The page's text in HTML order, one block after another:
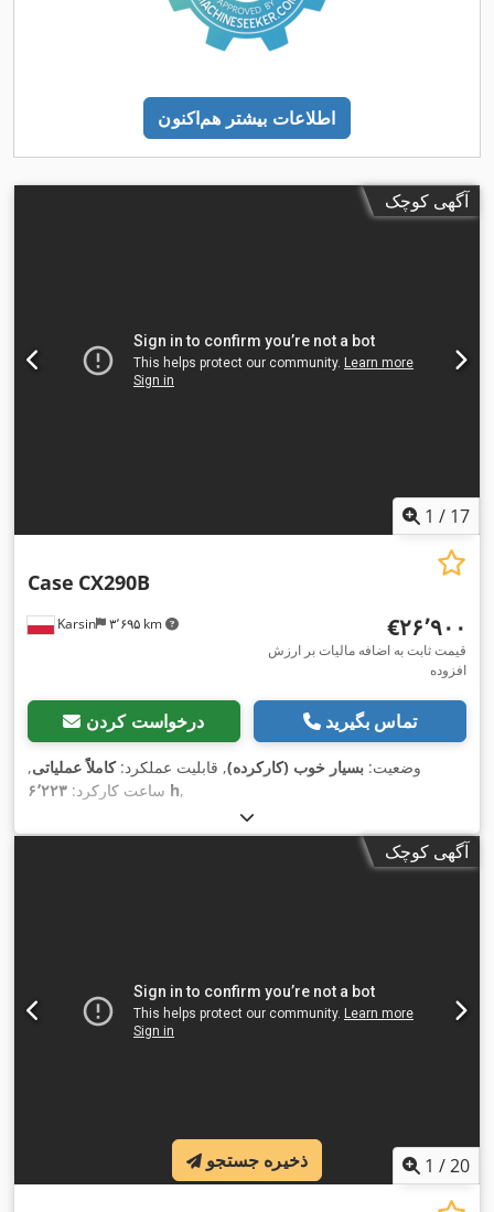
اطلاعات بیشتر هم‌اکنون
آگهی کوچک
1 / 17
Karsin ۳٬۶۹۵ km
Case CX290B
‎€۲۶٬۹۰۰
قیمت ثابت به اضافه مالیات بر ارزش
افزوده
درخواست کردن تماس بگیرید
وضعیت: بسیار خوب (کارکرده), قابلیت عملکرد:کاملاً عملیاتی,
ساعت کارکرد: ۶٬۲۲۳ h,
آگهی کوچک
1 /20 ذخیره جستجو